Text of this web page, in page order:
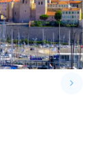
keyboard_arrow_right